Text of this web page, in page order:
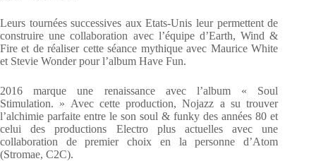
Leurs tournées successives aux Etats-Unis leur permettent de
construire une collaboration avec l’équipe d’Earth, Wind &
Fire et de réaliser cette séance mythique avec Maurice White
et Stevie Wonder pour l’album Have Fun.
2016 marque une renaissance avec l’album « Soul
Stimulation. » Avec cette production, Nojazz a su trouver
l’alchimie parfaite entre le son soul & funky des années 80 et
celui des productions Electro plus actuelles avec une
collaboration de premier choix en la personne d’Atom
(Stromae, C2C).